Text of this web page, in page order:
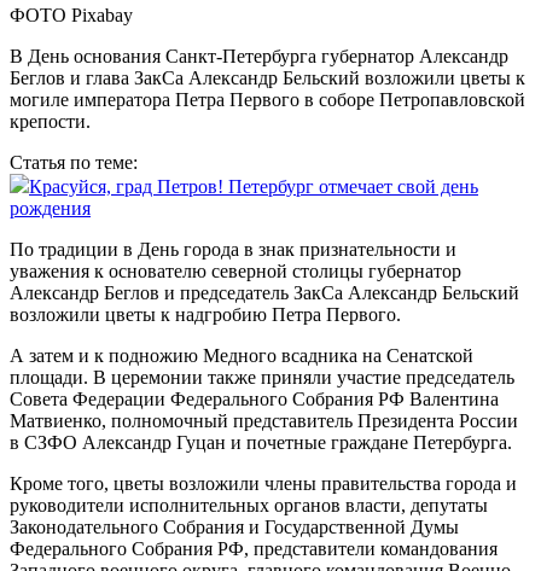
ФОТО Pixabay
В День основания Санкт-Петербурга губернатор Александр
Беглов и глава ЗакСа Александр Бельский возложили цветы к
могиле императора Петра Первого в соборе Петропавловской
крепости.
Статья по теме:
Красуйся, град Петров! Петербург отмечает свой день
рождения
По традиции в День города в знак признательности и
уважения к основателю северной столицы губернатор
Александр Беглов и председатель ЗакСа Александр Бельский
возложили цветы к надгробию Петра Первого.
А затем и к подножию Медного всадника на Сенатской
площади. В церемонии также приняли участие председатель
Совета Федерации Федерального Собрания РФ Валентина
Матвиенко, полномочный представитель Президента России
в СЗФО Александр Гуцан и почетные граждане Петербурга.
Кроме того, цветы возложили члены правительства города и
руководители исполнительных органов власти, депутаты
Законодательного Собрания и Государственной Думы
Федерального Собрания РФ, представители командования